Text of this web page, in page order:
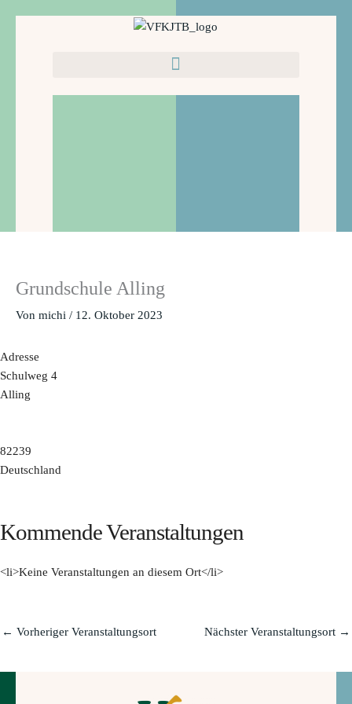
Grundschule Alling
Von michi / 12. Oktober 2023
Adresse
Schulweg 4
Alling
82239
Deutschland
Kommende Veranstaltungen
<li>Keine Veranstaltungen an diesem Ort</li>
← Vorheriger Veranstaltungsort Nächster Veranstaltungsort →